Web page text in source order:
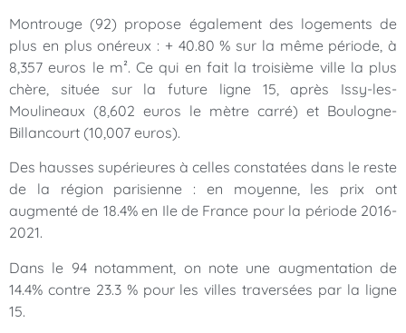
Montrouge (92) propose également des logements de
plus en plus onéreux : + 40.80 % sur la même période, à
8,357 euros le m². Ce qui en fait la troisième ville la plus
chère, située sur la future ligne 15, après Issy-les-
Moulineaux (8,602 euros le mètre carré) et Boulogne-
Billancourt (10,007 euros).
Des hausses supérieures à celles constatées dans le reste
de la région parisienne : en moyenne, les prix ont
augmenté de 18.4% en Ile de France pour la période 2016-
2021.
Dans le 94 notamment, on note une augmentation de
14.4% contre 23.3 % pour les villes traversées par la ligne
15.